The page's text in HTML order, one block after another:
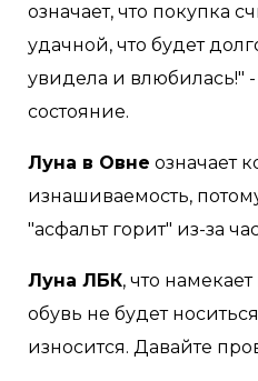
означает, что покупка
удачной, что будет
увидела и влюбилась!"
состояние.
Луна в Овне означает
изнашиваемость,
"асфальт горит" из-за
Луна ЛБК, что
обувь не будет
износится. Давайте